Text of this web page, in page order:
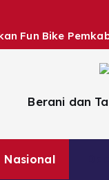
Fun Bike
Berani dan
Nasional